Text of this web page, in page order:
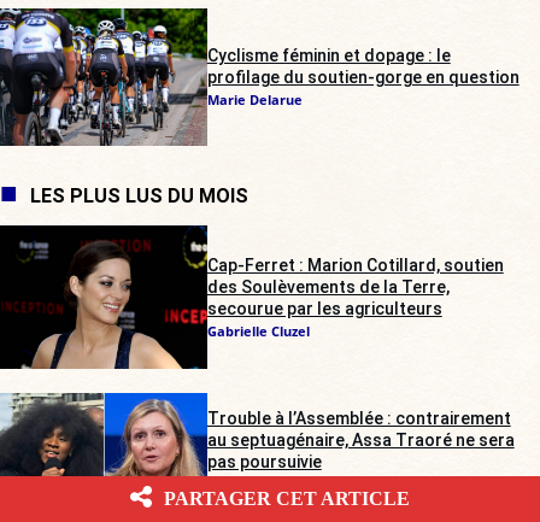
Cyclisme féminin et dopage : le
profilage du soutien-gorge en question
Marie Delarue
LES PLUS LUS DU MOIS
Cap-Ferret : Marion Cotillard, soutien
des Soulèvements de la Terre,
secourue par les agriculteurs
Gabrielle Cluzel
Trouble à l’Assemblée : contrairement
au septuagénaire, Assa Traoré ne sera
pas poursuivie
PARTAGER CET ARTICLE